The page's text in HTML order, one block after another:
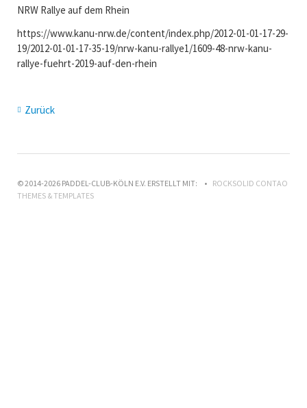
NRW Rallye auf dem Rhein
https://www.kanu-nrw.de/content/index.php/2012-01-01-17-29-
19/2012-01-01-17-35-19/nrw-kanu-rallye1/1609-48-nrw-kanu-
rallye-fuehrt-2019-auf-den-rhein
Zurück
© 2014-2026 PADDEL-CLUB-KÖLN E.V. ERSTELLT MIT:
ROCKSOLID CONTAO
THEMES & TEMPLATES